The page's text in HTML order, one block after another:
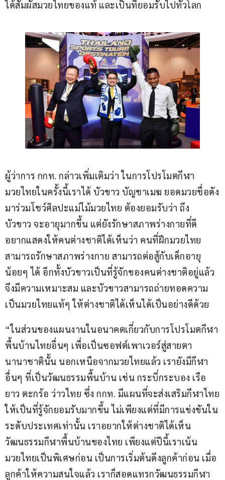
ได้สัมผัสมวยไทยของแท้ และเป็นที่ยอมรับไปทั่วโลก
ผู้ว่าการ กกท. กล่าวเพิ่มเติมว่า ในการโปรโมตกีฬา
มวยไทยในครั้งนี้เราได้ บัวขาว บัญชาเมฆ ยอดมวยชื่อดัง
มาร่วมโชว์ศิลปะแม่ไม้มวยไทย ต้องยอมรับว่า ถึง
บัวขาว จะอายุมากขึ้น แต่ยังรักษาสภาพร่างกายที่ดี
อยากแสดงให้คนต่างชาติได้เห็นว่า คนที่ฝึกมวยไทย
สามารถรักษาสภาพร่างกาย สามารถต่อสู้กับเด็กอายุ
น้อยๆ ได้ อีกทั้งบัวขาวเป็นที่รู้จักของคนต่างชาติอยู่แล้ว
จึงมีความเหมาะสม และบัวขาวสามารถถ่ายทอดความ
เป็นมวยไทยแท้ๆ ให้ต่างชาติได้เห็นได้เป็นอย่างดีด้วย
“ในส่วนของแผนงานในอนาคตเกี่ยวกับการโปรโมตกีฬา
พื้นบ้านไทยอื่นๆ เพื่อเป็นซอฟต์เพาเวอร์สู่สายตา
นานาชาตินั้น นอกเหนือจากมวยไทยแล้ว เรายังมีกีฬา
อื่นๆ ที่เป็นวัฒนธรรมพื้นบ้าน เช่น กระบี่กระบอง เรือ
ยาว ตะกร้อ ว่าวไทย ซึ่ง กกท. มีแผนที่จะส่งเสริมกีฬาไทย
ให้เป็นที่รู้จักยอมรับมากขึ้น ไม่เพียงแต่ที่มีการแข่งขันใน
ระดับประเทศเท่านั้น เราอยากให้ต่างชาติได้เห็น
วัฒนธรรมกีฬาพื้นบ้านของไทย เพียงแต่ปีนี้เราเน้น
มวยไทยเป็นพิเศษก่อน เป็นการเริ่มต้นดึงลูกค้าก่อน เมื่อ
ลูกค้าให้ความสนใจแล้ว เราก็สอดแทรกวัฒนธรรมกีฬา